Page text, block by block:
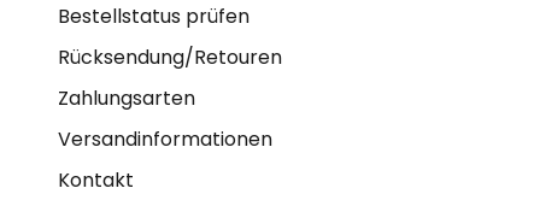
Bestellstatus prüfen
Rücksendung/Retouren
Zahlungsarten
Versandinformationen
Kontakt